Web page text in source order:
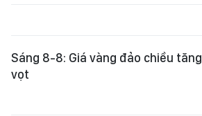
Sáng 8-8: Giá vàng đảo chiều tăng
vọt